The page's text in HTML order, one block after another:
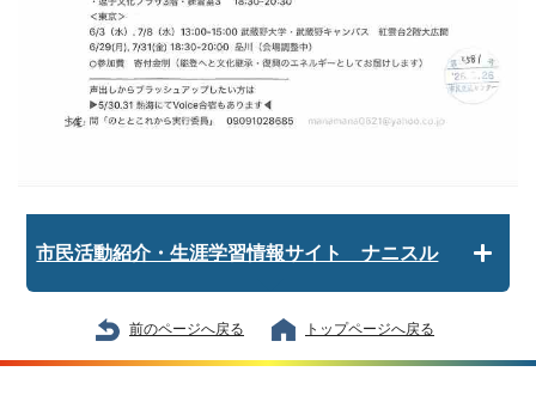
市民活動紹介・生涯学習情報サイト ナニスル
前のページへ戻る トップページへ戻る